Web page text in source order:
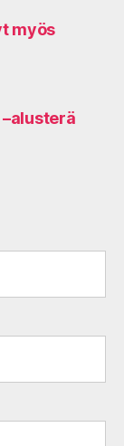
myös
–alusterä